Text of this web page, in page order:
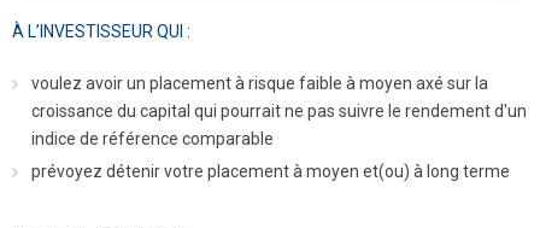
À L’INVESTISSEUR QUI :
voulez avoir un placement à risque faible à moyen axé sur la
croissance du capital qui pourrait ne pas suivre le rendement d'un
indice de référence comparable
prévoyez détenir votre placement à moyen et(ou) à long terme